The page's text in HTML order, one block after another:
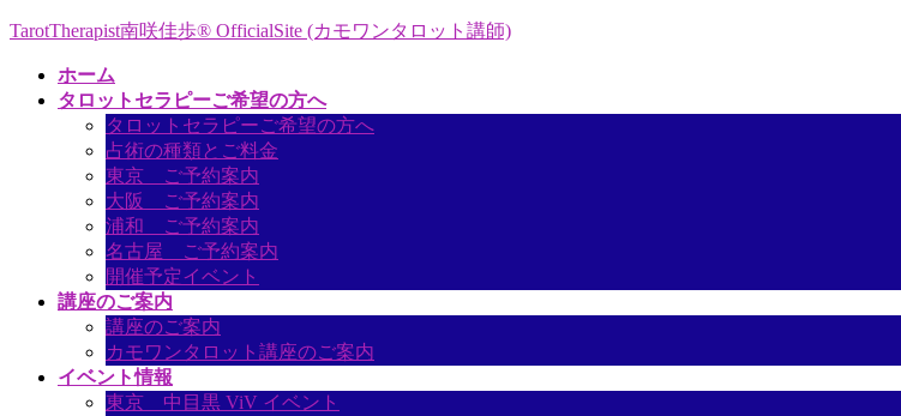
コ
ナ
TarotTherapist南咲佳歩® OfficialSite (カモワンタロット講師)
ホーム
タロットセラピーご希望の方へ
タロットセラピーご希望の方へ
占術の種類とご料金
東京 ご予約案内
大阪 ご予約案内
浦和 ご予約案内
名古屋 ご予約案内
開催予定イベント
講座のご案内
講座のご案内
カモワンタロット講座のご案内
イベント情報
東京 中目黒 ViV イベント